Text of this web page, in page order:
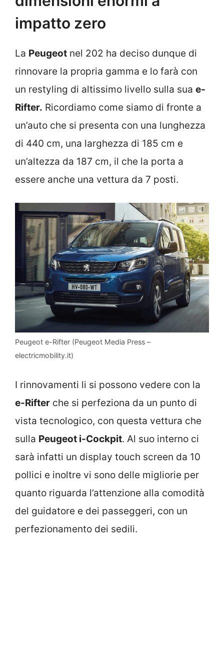
impatto zero
La Peugeot nel 202 ha deciso dunque di
rinnovare la propria gamma e lo farà con
un restyling di altissimo livello sulla sua e-
Rifter. Ricordiamo come siamo di fronte a
un’auto che si presenta con una lunghezza
di 440 cm, una larghezza di 185 cm e
un’altezza da 187 cm, il che la porta a
essere anche una vettura da 7 posti.
Peugeot e-Rifter (Peugeot Media Press –
electricmobility.it)
I rinnovamenti li si possono vedere con la
e-Rifter che si perfeziona da un punto di
vista tecnologico, con questa vettura che
sulla Peugeot i-Cockpit. Al suo interno ci
sarà infatti un display touch screen da 10
pollici e inoltre vi sono delle migliorie per
quanto riguarda l’attenzione alla comodità
del guidatore e dei passeggeri, con un
perfezionamento dei sedili.